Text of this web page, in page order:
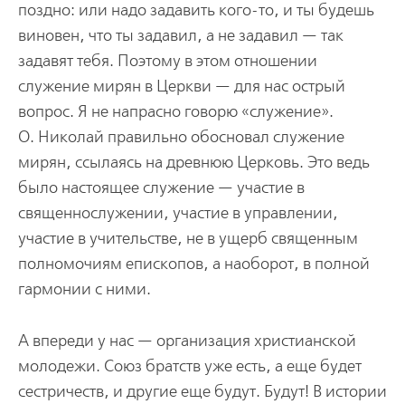
поздно: или надо задавить кого-то, и ты будешь
виновен, что ты задавил, а не задавил — так
задавят тебя. Поэтому в этом отношении
служение мирян в Церкви — для нас острый
вопрос. Я не напрасно говорю «служение».
О. Николай правильно обосновал служение
мирян, ссылаясь на древнюю Церковь. Это ведь
было настоящее служение — участие в
священнослужении, участие в управлении,
участие в учительстве, не в ущерб священным
полномочиям епископов, а наоборот, в полной
гармонии с ними.
А впереди у нас — организация христианской
молодежи. Союз братств уже есть, а еще будет
сестричеств, и другие еще будут. Будут! В истории